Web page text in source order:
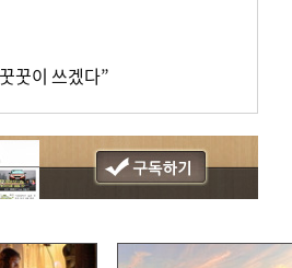
꿋이 쓰겠다”